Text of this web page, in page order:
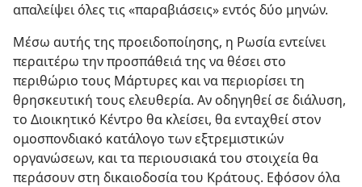
απαλείψει όλες τις «παραβιάσεις» εντός δύο μηνών.
Μέσω αυτής της προειδοποίησης, η Ρωσία εντείνει
περαιτέρω την προσπάθειά της να θέσει στο
περιθώριο τους Μάρτυρες και να περιορίσει τη
θρησκευτική τους ελευθερία. Αν οδηγηθεί σε διάλυση,
το Διοικητικό Κέντρο θα κλείσει, θα ενταχθεί στον
ομοσπονδιακό κατάλογο των εξτρεμιστικών
οργανώσεων, και τα περιουσιακά του στοιχεία θα
περάσουν στη δικαιοδοσία του Κράτους. Εφόσον όλα